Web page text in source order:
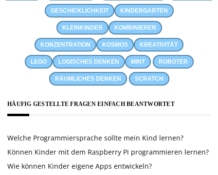
GESCHICKLICHKEIT KINDERGARTEN
KLEINKINDER KOMBINIEREN
KONZENTRATION KOSMOS KREATIVITÄT
LEGO LOGISCHES DENKEN MINT ROBOTER
RÄUMLICHES DENKEN SCRATCH
HÄUFIG GESTELLTE FRAGEN EINFACH BEANTWORTET
Welche Programmiersprache sollte mein Kind lernen?
Können Kinder mit dem Raspberry Pi programmieren lernen?
Wie können Kinder eigene Apps entwickeln?